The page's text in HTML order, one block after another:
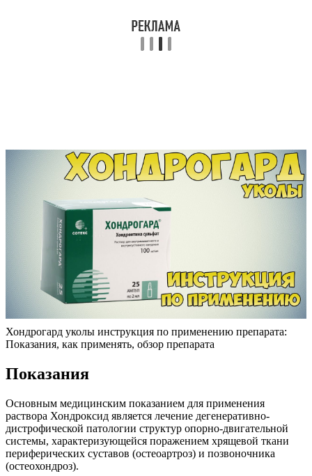
Хондрогард уколы инструкция по применению препарата:
Показания, как применять, обзор препарата
Показания
Основным медицинским показанием для применения
раствора Хондроксид является лечение дегенеративно-
дистрофической патологии структур опорно-двигательной
системы, характеризующейся поражением хрящевой ткани
периферических суставов (остеоартроз) и позвоночника
(остеохондроз).